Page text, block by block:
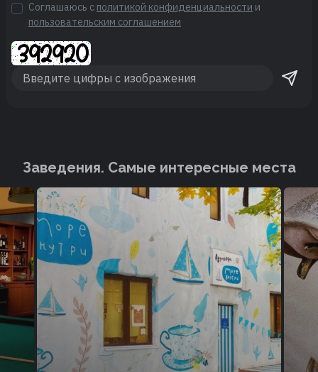
Соглашаюсь с политикой конфиденциальности и
пользовательским соглашением
Заведения. Cамые интересные места